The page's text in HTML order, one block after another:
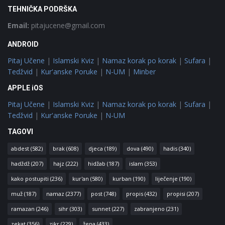
TEHNIČKA PODRŠKA
Email: pitajucene@gmail.com
ANDROID
Pitaj Učene | Islamski Kviz | Namaz korak po korak | Sufara |
Tedžvid | Kur'anske Poruke | N-UM | Minber
APPLE iOS
Pitaj Učene | Islamski Kviz | Namaz korak po korak | Sufara |
Tedžvid | Kur'anske Poruke | N-UM
TAGOVI
abdest (582) brak (608) djeca (189) dova (490) hadis (340)
hadždž (207) hajz (222) hidžab (187) islam (353)
kako postupiti (236) kur'an (580) kurban (190) liječenje (190)
muž (187) namaz (2377) post (748) propis (432) propisi (207)
ramazan (246) sihr (303) sunnet (227) zabranjeno (231)